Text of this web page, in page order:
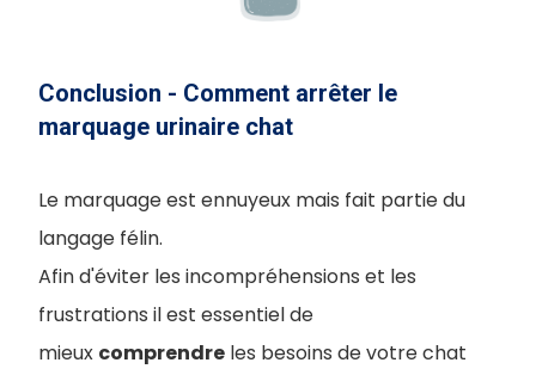
Conclusion - Comment arrêter le
marquage urinaire chat
Le marquage est ennuyeux mais fait partie du
langage félin.
Afin d'éviter les incompréhensions et les
frustrations il est essentiel de
mieux comprendre les besoins de votre chat